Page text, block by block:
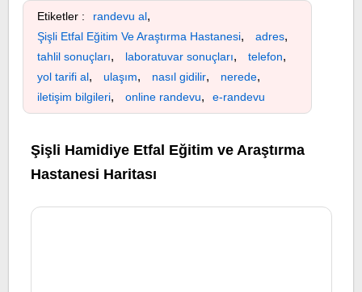
Etiketler : randevu al,
Şişli Etfal Eğitim Ve Araştırma Hastanesi, adres,
tahlil sonuçları, laboratuvar sonuçları, telefon,
yol tarifi al, ulaşım, nasıl gidilir, nerede,
iletişim bilgileri, online randevu, e-randevu
Şişli Hamidiye Etfal Eğitim ve Araştırma
Hastanesi Haritası